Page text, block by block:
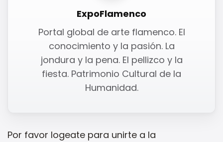
ExpoFlamenco
Portal global de arte flamenco. El
conocimiento y la pasión. La
jondura y la pena. El pellizco y la
fiesta. Patrimonio Cultural de la
Humanidad.
Por favor logeate para unirte a la